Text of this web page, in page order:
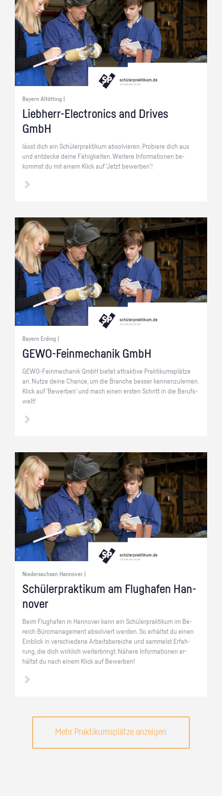
Bayern Altötting |
Lieb­herr-Elec­tro­nics and Dri­ves
GmbH
lässt dich ein Schü­ler­prak­ti­kum ab­sol­vie­ren. Pro­bie­re dich aus
und ent­de­cke deine Fä­hig­kei­ten. Wei­te­re In­for­ma­tio­nen be­
kommst du mit einem Klick auf 'Jetzt be­wer­ben'!
Bayern Erding |
GE­WO-Fein­me­cha­nik GmbH
GE­WO-Fein­me­cha­nik GmbH bie­tet at­trak­ti­ve Prak­ti­kums­plät­ze
an. Nutze deine Chan­ce, um die Bran­che bes­ser ken­nen­zu­ler­nen.
Klick auf 'Be­wer­ben' und mach einen ers­ten Schritt in die Be­rufs­
welt!
Niedersachsen Hannover |
Schü­ler­prak­ti­kum am Flug­ha­fen Han­
no­ver
Beim Flug­ha­fen in Han­no­ver kann ein Schü­ler­prak­ti­kum im Be­
reich Bü­ro­ma­nage­ment ab­sol­viert wer­den. So er­hältst du einen
Ein­blick in ver­schie­de­ne Ar­beits­be­rei­che und sam­melst Er­fah­
rung, die dich wirk­lich wei­ter­bringt. Nä­he­re In­for­ma­tio­nen er­
hältst du nach einem Klick auf Be­wer­ben!
Mehr Praktikumsplätze anzeigen